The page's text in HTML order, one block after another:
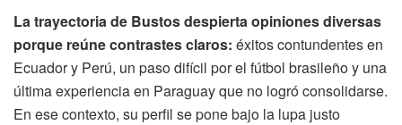
La trayectoria de Bustos despierta opiniones diversas
porque reúne contrastes claros: éxitos contundentes en
Ecuador y Perú, un paso difícil por el fútbol brasileño y una
última experiencia en Paraguay que no logró consolidarse.
En ese contexto, su perfil se pone bajo la lupa justo